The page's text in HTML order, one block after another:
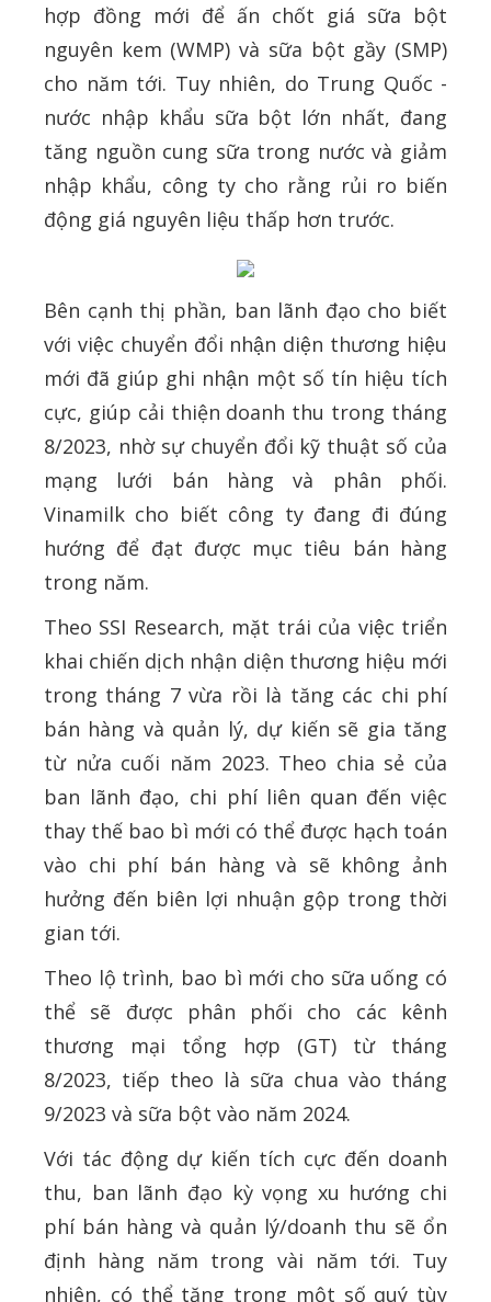
hợp đồng mới để ấn chốt giá sữa bột
nguyên kem (WMP) và sữa bột gầy (SMP)
cho năm tới. Tuy nhiên, do Trung Quốc -
nước nhập khẩu sữa bột lớn nhất, đang
tăng nguồn cung sữa trong nước và giảm
nhập khẩu, công ty cho rằng rủi ro biến
động giá nguyên liệu thấp hơn trước.
Bên cạnh thị phần, ban lãnh đạo cho biết
với việc chuyển đổi nhận diện thương hiệu
mới đã giúp ghi nhận một số tín hiệu tích
cực, giúp cải thiện doanh thu trong tháng
8/2023, nhờ sự chuyển đổi kỹ thuật số của
mạng lưới bán hàng và phân phối.
Vinamilk cho biết công ty đang đi đúng
hướng để đạt được mục tiêu bán hàng
trong năm.
Theo SSI Research, mặt trái của việc triển
khai chiến dịch nhận diện thương hiệu mới
trong tháng 7 vừa rồi là tăng các chi phí
bán hàng và quản lý, dự kiến sẽ gia tăng
từ nửa cuối năm 2023. Theo chia sẻ của
ban lãnh đạo, chi phí liên quan đến việc
thay thế bao bì mới có thể được hạch toán
vào chi phí bán hàng và sẽ không ảnh
hưởng đến biên lợi nhuận gộp trong thời
gian tới.
Theo lộ trình, bao bì mới cho sữa uống có
thể sẽ được phân phối cho các kênh
thương mại tổng hợp (GT) từ tháng
8/2023, tiếp theo là sữa chua vào tháng
9/2023 và sữa bột vào năm 2024.
Với tác động dự kiến tích cực đến doanh
thu, ban lãnh đạo kỳ vọng xu hướng chi
phí bán hàng và quản lý/doanh thu sẽ ổn
định hàng năm trong vài năm tới. Tuy
nhiên, có thể tăng trong một số quý tùy